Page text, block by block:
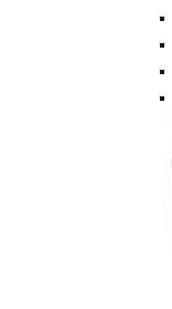
Мы